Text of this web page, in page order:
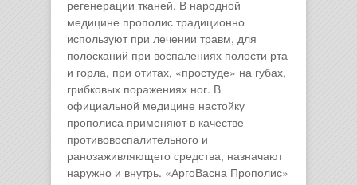
регенерации тканей. В народной
медицине прополис традиционно
используют при лечении травм, для
полосканий при воспалениях полости рта
и горла, при отитах, «простуде» на губах,
грибковых поражениях ног. В
официальной медицине настойку
прополиса применяют в качестве
противовоспалительного и
ранозаживляющего средства, назначают
наружно и внутрь. «АргоВасна Прополис»